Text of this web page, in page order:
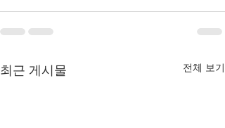
최근 게시물 전체 보기